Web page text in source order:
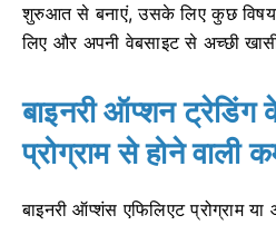
शुरुआत से बनाएं, उसके लिए कुछ
लिए और अपनी वेबसाइट से अच्छी
बाइनरी ऑप्शन ट्रेडिंग
प्रोग्राम से होने वाली
बाइनरी ऑप्शंस एफिलिएट प्रोग्राम